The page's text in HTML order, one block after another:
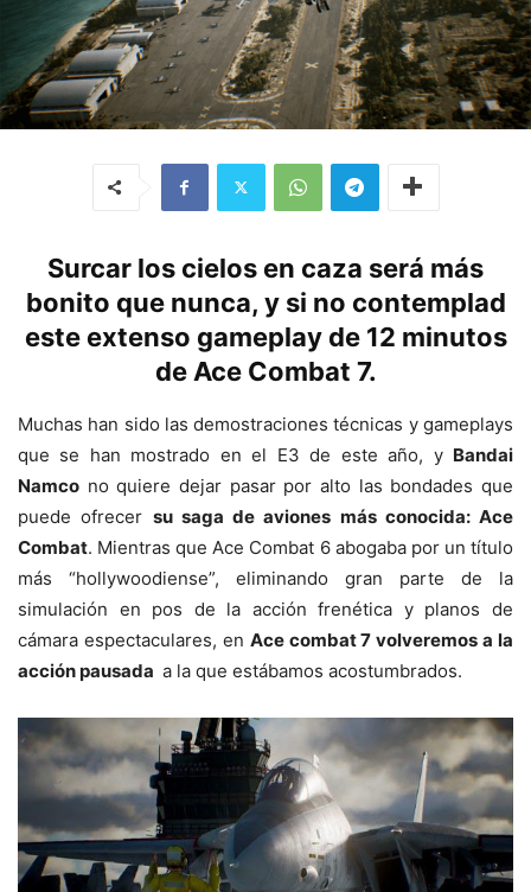
Surcar los cielos en caza será más
bonito que nunca, y si no contemplad
este extenso gameplay de 12 minutos
de Ace Combat 7.
Muchas han sido las demostraciones técnicas y gameplays
que se han mostrado en el E3 de este año, y Bandai
Namco no quiere dejar pasar por alto las bondades que
puede ofrecer su saga de aviones más conocida: Ace
Combat. Mientras que Ace Combat 6 abogaba por un título
más “hollywoodiense”, eliminando gran parte de la
simulación en pos de la acción frenética y planos de
cámara espectaculares, en Ace combat 7 volveremos a la
acción pausada a la que estábamos acostumbrados.